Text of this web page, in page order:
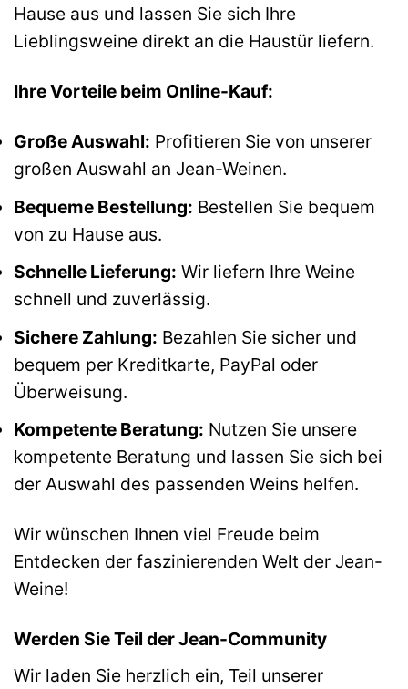
Hause aus und lassen Sie sich Ihre
Lieblingsweine direkt an die Haustür liefern.
Ihre Vorteile beim Online-Kauf:
Große Auswahl: Profitieren Sie von unserer
großen Auswahl an Jean-Weinen.
Bequeme Bestellung: Bestellen Sie bequem
von zu Hause aus.
Schnelle Lieferung: Wir liefern Ihre Weine
schnell und zuverlässig.
Sichere Zahlung: Bezahlen Sie sicher und
bequem per Kreditkarte, PayPal oder
Überweisung.
Kompetente Beratung: Nutzen Sie unsere
kompetente Beratung und lassen Sie sich bei
der Auswahl des passenden Weins helfen.
Wir wünschen Ihnen viel Freude beim
Entdecken der faszinierenden Welt der Jean-
Weine!
Werden Sie Teil der Jean-Community
Wir laden Sie herzlich ein, Teil unserer